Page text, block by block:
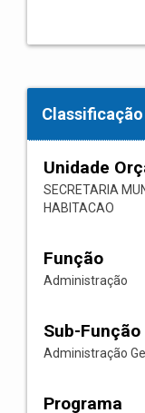
Unidade
SECRETARIA
HABITACAO
Função
Administração
Sub-Função
Administração
Programa